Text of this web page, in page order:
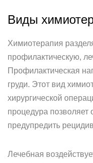
Виды
Химиотерапия
профилактическую,
Профилактическая
груди. Этот вид
хирургической
процедура позволяет
предупредить
Лечебная